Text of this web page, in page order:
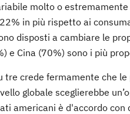
molto o
in più rispetto ai
disposti a cambiare le
Cina (70%) sono i più
tre crede fermamente che
globale sceglierebbe
americani è d'accordo